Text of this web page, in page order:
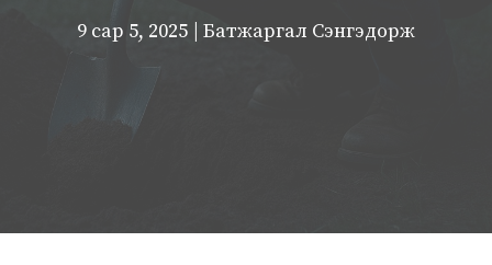
9 сар 5, 2025 | Батжаргал Сэнгэдорж